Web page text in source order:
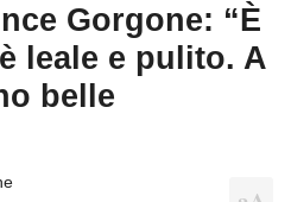
Gorgone: “È
leale e pulito. A
belle